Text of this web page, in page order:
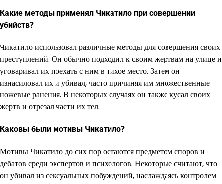
Какие методы применял Чикатило при совершении
убийств?
Чикатило использовал различные методы для совершения своих
преступлений. Он обычно подходил к своим жертвам на улице и
уговаривал их поехать с ним в тихое место. Затем он
изнасиловал их и убивал, часто причиняя им множественные
ножевые ранения. В некоторых случаях он также кусал своих
жертв и отрезал части их тел.
Каковы были мотивы Чикатило?
Мотивы Чикатило до сих пор остаются предметом споров и
дебатов среди экспертов и психологов. Некоторые считают, что
он убивал из сексуальных побуждений, наслаждаясь контролем